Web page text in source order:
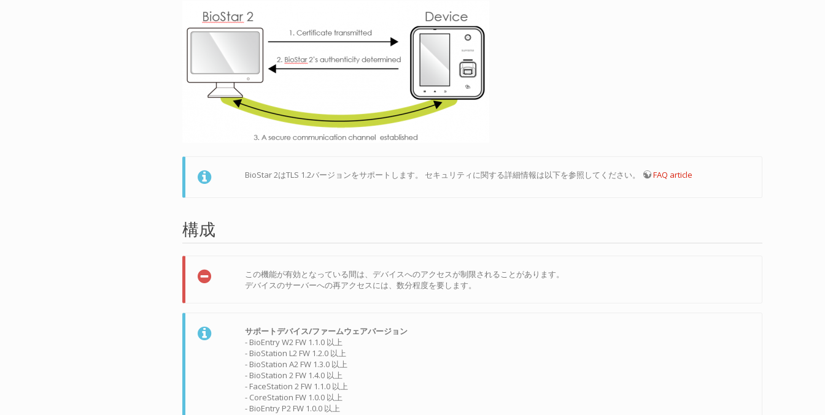
BioStar 2はTLS 1.2バージョンをサポートします。 セキュリティに関する詳細情報は以下を参照してください。 FAQ article
構成
この機能が有効となっている間は、デバイスへのアクセスが制限されることがあります。
デバイスのサーバーへの再アクセスには、数分程度を要します。
サポートデバイス/ファームウェアバージョン
- BioEntry W2 FW 1.1.0 以上
- BioStation L2 FW 1.2.0 以上
- BioStation A2 FW 1.3.0 以上
- BioStation 2 FW 1.4.0 以上
- FaceStation 2 FW 1.1.0 以上
- CoreStation FW 1.0.0 以上
- BioEntry P2 FW 1.0.0 以上